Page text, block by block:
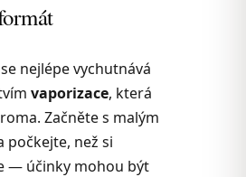
se nejlépe vychutnává
vaporizace, která
Začněte s malým
počkejte, než si
— účinky mohou být